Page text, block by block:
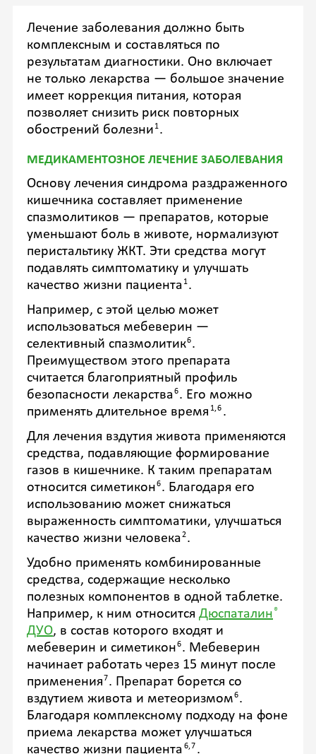
Лечение заболевания должно быть
комплексным и составляться по
результатам диагностики. Оно включает
не только лекарства — большое значение
имеет коррекция питания, которая
позволяет снизить риск повторных
обострений болезни 1.
МЕДИКАМЕНТОЗНОЕ ЛЕЧЕНИЕ ЗАБОЛЕВАНИЯ
Основу лечения синдрома раздраженного
кишечника составляет применение
спазмолитиков — препаратов, которые
уменьшают боль в животе, нормализуют
перистальтику ЖКТ. Эти средства могут
подавлять симптоматику и улучшать
качество жизни пациента 1.
Например, с этой целью может
использоваться мебеверин —
селективный спазмолитик6.
Преимуществом этого препарата
считается благоприятный профиль
безопасности лекарства6. Его можно
применять длительное время 1,6 .
Для лечения вздутия живота применяются
средства, подавляющие формирование
газов в кишечнике. К таким препаратам
относится симетикон6. Благодаря его
использованию может снижаться
выраженность симптоматики, улучшаться
качество жизни человека2.
Удобно применять комбинированные
средства, содержащие несколько
полезных компонентов в одной таблетке.
Например, к ним относится Дюспаталин®
ДУО, в состав которого входят и
мебеверин и симетикон6. Мебеверин
начинает работать через 15 минут после
применения7. Препарат борется со
вздутием живота и метеоризмом6.
Благодаря комплексному подходу на фоне
приема лекарства может улучшаться
качество жизни пациента 6,7 .